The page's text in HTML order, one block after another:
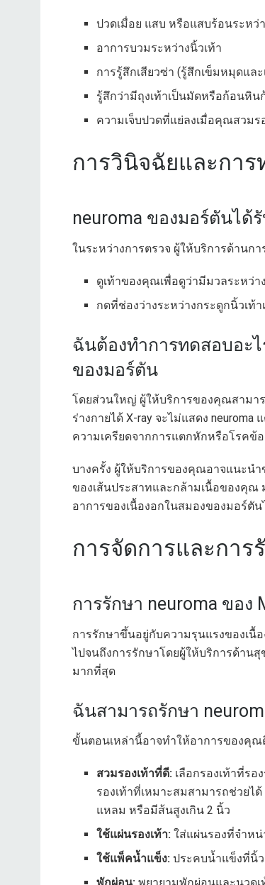
ปวดเมื่อย แสบ หรือแสบร้อนระหว่
อาการบวมระหว่างนิ้วเท้า
การรู้สึกเสียวซ่า (รู้สึกเข็มหมุดแ
รู้สึกว่ามีถุงเท้าเป็นมัดหรือก้อนหิน
ความเจ็บปวดที่แย่ลงเมื่อคุณสวม
การวินิจฉัยและกา
neuroma ของมอร์ตันได้
ในระหว่างการตรวจ ผู้ให้บริการด้านก
ดูเท้าของคุณเพื่อดูว่ามีมวลระหว่า
กดที่ช่องว่างระหว่างกระดูกนิ้วเท้
ฉันต้องทำการทดสอบอะ
ของมอร์ตัน
โดยส่วนใหญ่ ผู้ให้บริการของคุณสามา
ร่างกายได้ X-ray จะไม่แสดง
ความเครียดจากการแตกหักหรือโรคข้
บางครั้ง ผู้ให้บริการของคุณอาจแนะน
ของเส้นประสาทและกล้ามเนื้อของคุณ
อาการของเนื้องอกในสมองของมอร์ตัน
การจัดการและการ
การรักษา neuroma ของ
การรักษาขึ้นอยู่กับความรุนแรงของเนื้
ไปจนถึงการรักษาโดยผู้ให้บริการด้าน
มากที่สุด
ฉันสามารถรักษา
ขั้นตอนเหล่านี้อาจทำให้อาการของคุณ
สวมรองเท้าที่ดี: เลือกรองเท้าที่ร
รองเท้าที่เหมาะสมสามารถช่วยไ
แหลม หรือมีส้นสูงเกิน 2 นิ้ว
ใช้แผ่นรองเท้า: ใส่แผ่นรองที่จำหน่
ใช้แพ็คน้ำแข็ง: ประคบน้ำแข็งที่นิ้ว